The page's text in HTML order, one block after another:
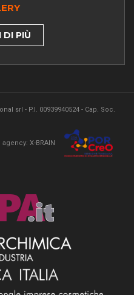
DI PIÙ
srl - P.I. 00939940524 - Cap. Soc.
agency: X-BRAIN